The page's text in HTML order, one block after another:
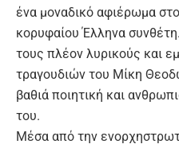
ένα μοναδικό αφιέρωμα
κορυφαίου Έλληνα
τους πλέον λυρικούς και
τραγουδιών του Μίκη
βαθιά ποιητική και
του.
Μέσα από την